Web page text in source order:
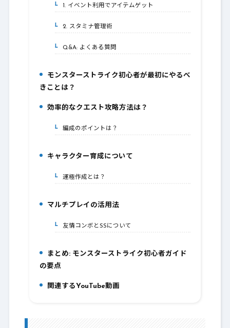
3-1. 1. イベント利用でアイテムゲット
3-2.2. スタミナ管理術
3-3.Q&A: よくある質問
モンスターストライク初心者が最初にやるべ
きことは？
5.効率的なクエスト攻略方法は？
5-1.編成のポイントは？
6.キャラクター育成について
6-1.運極作成とは？
マルチプレイの活用法
7-1.友情コンボとSSについて
まとめ: モンスターストライク初心者ガイド
の要点
9.関連するYouTube動画